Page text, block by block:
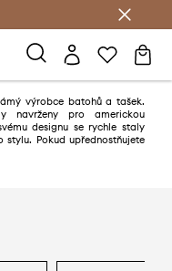
výrobce batohů a tašek.
navrženy pro americkou
designu se rychle staly
stylu. Pokud upřednostňujete